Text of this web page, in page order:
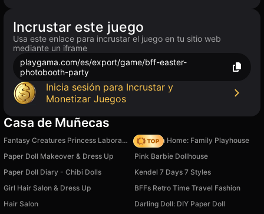
Incrustar este juego
Usa este enlace para incrustar el juego en tu sitio web
mediante un iframe
playgama.com/es/export/game/bff-easter-
photobooth-party
Inicia sesión para Incrustar y
Monetizar Juegos
Casa de Muñecas
Fantasy Creatures Princess Laboratory
My Town Home: Family Playhouse
Paper Doll Makeover & Dress Up
Pink Barbie Dollhouse
Paper Doll Diary - Chibi Dolls
Kendel 7 Days 7 Styles
Girl Hair Salon & Dress Up
BFFs Retro Time Travel Fashion
Hair Salon
Darling Doll: DIY Paper Doll